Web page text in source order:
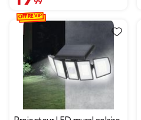
OFFRE VIP